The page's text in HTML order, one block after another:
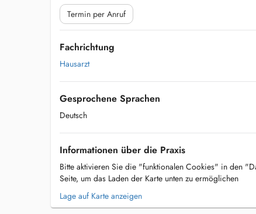
Termin per Anruf
Fachrichtung
Hausarzt
Gesprochene Sprachen
Deutsch
Informationen über die Praxis
Bitte aktivieren Sie die "funktionalen Cookies" in den
Seite, um das Laden der Karte unten zu ermöglichen
Lage auf Karte anzeigen